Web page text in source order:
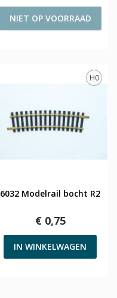
NIET OP VOORRAAD
H0
6032 Modelrail bocht R2
€ 0,75
IN WINKELWAGEN